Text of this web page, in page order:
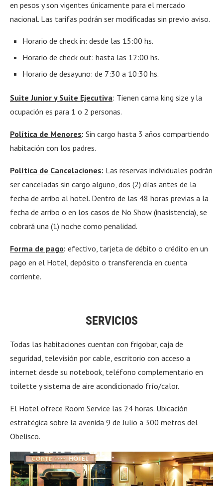
en pesos y son vigentes únicamente para el mercado
nacional. Las tarifas podrán ser modificadas sin previo aviso.
Horario de check in: desde las 15:00 hs.
Horario de check out: hasta las 12:00 hs.
Horario de desayuno: de 7:30 a 10:30 hs.
Suite Junior y Suite Ejecutiva: Tienen cama king size y la
ocupación es para 1 o 2 personas.
Política de Menores: Sin cargo hasta 3 años compartiendo
habitación con los padres.
Política de Cancelaciones: Las reservas individuales podrán
ser canceladas sin cargo alguno, dos (2) días antes de la
fecha de arribo al hotel. Dentro de las 48 horas previas a la
fecha de arribo o en los casos de No Show (inasistencia), se
cobrará una (1) noche como penalidad.
Forma de pago: efectivo, tarjeta de débito o crédito en un
pago en el Hotel, depósito o transferencia en cuenta
corriente.
SERVICIOS
Todas las habitaciones cuentan con frigobar, caja de
seguridad, televisión por cable, escritorio con acceso a
internet desde su notebook, teléfono complementario en
toilette y sistema de aire acondicionado frío/calor.
El Hotel ofrece Room Service las 24 horas. Ubicación
estratégica sobre la avenida 9 de Julio a 300 metros del
Obelisco.